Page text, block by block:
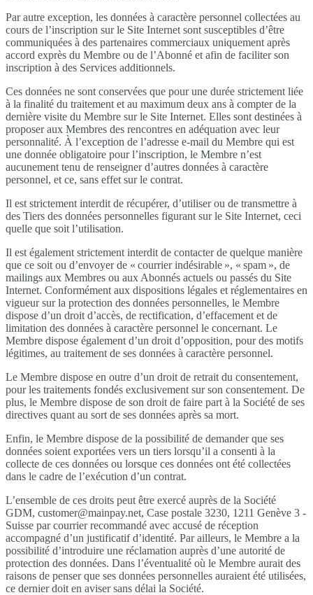
Par autre exception, les données à caractère personnel collectées au
cours de l’inscription sur le Site Internet sont susceptibles d’être
communiquées à des partenaires commerciaux uniquement après
accord exprès du Membre ou de l’Abonné et afin de faciliter son
inscription à des Services additionnels.
Ces données ne sont conservées que pour une durée strictement liée
à la finalité du traitement et au maximum deux ans à compter de la
dernière visite du Membre sur le Site Internet. Elles sont destinées à
proposer aux Membres des rencontres en adéquation avec leur
personnalité. À l’exception de l’adresse e-mail du Membre qui est
une donnée obligatoire pour l’inscription, le Membre n’est
aucunement tenu de renseigner d’autres données à caractère
personnel, et ce, sans effet sur le contrat.
Il est strictement interdit de récupérer, d’utiliser ou de transmettre à
des Tiers des données personnelles figurant sur le Site Internet, ceci
quelle que soit l’utilisation.
Il est également strictement interdit de contacter de quelque manière
que ce soit ou d’envoyer de « courrier indésirable », « spam », de
mailings aux Membres ou aux Abonnés actuels ou passés du Site
Internet. Conformément aux dispositions légales et réglementaires en
vigueur sur la protection des données personnelles, le Membre
dispose d’un droit d’accès, de rectification, d’effacement et de
limitation des données à caractère personnel le concernant. Le
Membre dispose également d’un droit d’opposition, pour des motifs
légitimes, au traitement de ses données à caractère personnel.
Le Membre dispose en outre d’un droit de retrait du consentement,
pour les traitements fondés exclusivement sur son consentement. De
plus, le Membre dispose de son droit de faire part à la Société de ses
directives quant au sort de ses données après sa mort.
Enfin, le Membre dispose de la possibilité de demander que ses
données soient exportées vers un tiers lorsqu’il a consenti à la
collecte de ces données ou lorsque ces données ont été collectées
dans le cadre de l’exécution d’un contrat.
L’ensemble de ces droits peut être exercé auprès de la Société
GDM, customer@mainpay.net, Case postale 3230, 1211 Genève 3 -
Suisse par courrier recommandé avec accusé de réception
accompagné d’un justificatif d’identité. Par ailleurs, le Membre a la
possibilité d’introduire une réclamation auprès d’une autorité de
protection des données. Dans l’éventualité où le Membre aurait des
raisons de penser que ses données personnelles auraient été utilisées,
ce dernier doit en aviser sans délai la Société.